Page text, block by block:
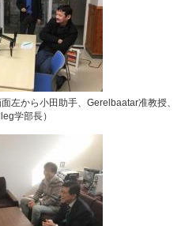
左から小田助手、Gerelbaatar准教授、
学部長）